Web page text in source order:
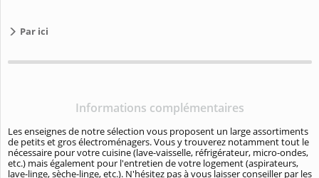
Par ici
Informations complémentaires
Les enseignes de notre sélection vous proposent un large assortiments
de petits et gros électroménagers. Vous y trouverez notamment tout le
nécessaire pour votre cuisine (lave-vaisselle, réfrigérateur, micro-ondes,
etc.) mais également pour l'entretien de votre logement (aspirateurs,
lave-linge, sèche-linge, etc.). N'hésitez pas à vous laisser conseiller par les